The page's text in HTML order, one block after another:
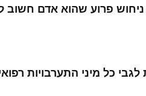
ניחוש פרוע שהוא אדם חשוב
כל מיני התערבויות